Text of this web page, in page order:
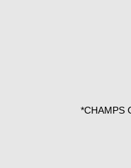
*CHAMPS